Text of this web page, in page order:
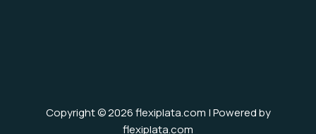
Copyright © 2026 flexiplata.com | Powered by
flexiplata.com